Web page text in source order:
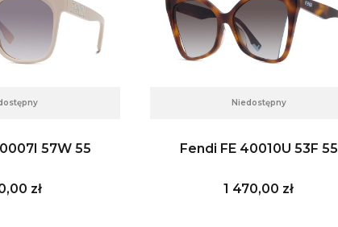
57W 55
zł
Niedostępny
Fendi FE 40010U 53F 55
Cena
1 470,00 zł